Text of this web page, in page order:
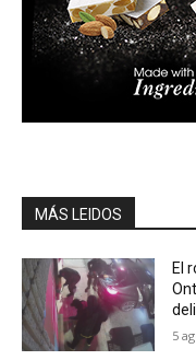
MÁS LEIDOS
El
5